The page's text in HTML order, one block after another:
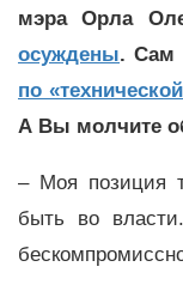
мэра Орла
осуждены. Сам
по
А Вы молчите
– Моя позиция
быть во